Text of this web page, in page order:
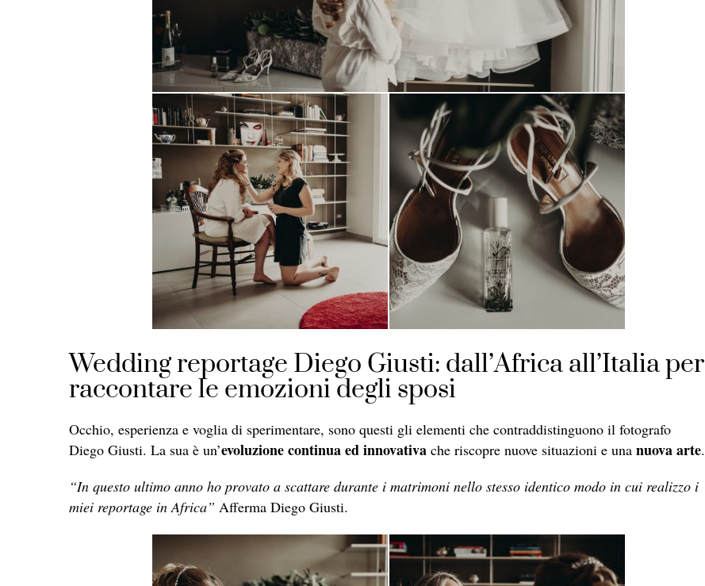
Wedding reportage Diego Giusti: dall’Africa all’Italia per
raccontare le emozioni degli sposi
Occhio, esperienza e voglia di sperimentare, sono questi gli elementi che contraddistinguono il fotografo
Diego Giusti. La sua è un’evoluzione continua ed innovativa che riscopre nuove situazioni e una nuova arte.
“In questo ultimo anno ho provato a scattare durante i matrimoni nello stesso identico modo in cui realizzo i
miei reportage in Africa” Afferma Diego Giusti.